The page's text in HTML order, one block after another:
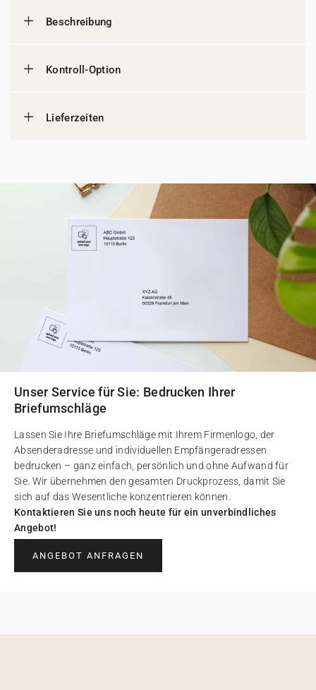
Beschreibung
Kontroll-Option
Lieferzeiten
Unser Service für Sie: Bedrucken Ihrer
Briefumschläge
Lassen Sie Ihre Briefumschläge mit Ihrem Firmenlogo, der
Absenderadresse und individuellen Empfängeradressen
bedrucken – ganz einfach, persönlich und ohne Aufwand für
Sie. Wir übernehmen den gesamten Druckprozess, damit Sie
sich auf das Wesentliche konzentrieren können.
Kontaktieren Sie uns noch heute für ein unverbindliches
Angebot!
ANGEBOT ANFRAGEN